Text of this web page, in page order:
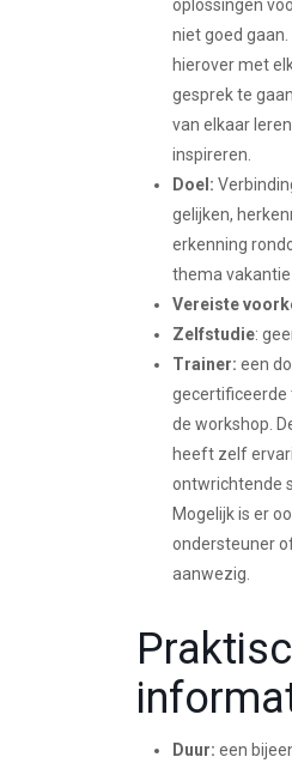
oplossingen
niet goed gaan.
hierover met
gesprek te
van elkaar
inspireren.
Doel:
gelijken,
erkenning
thema vakantie
Vereiste
Zelfstudie:
Trainer: een
de workshop.
heeft zelf
ontwrichtende
Mogelijk is er
ondersteuner
aanwezig.
Duur: een